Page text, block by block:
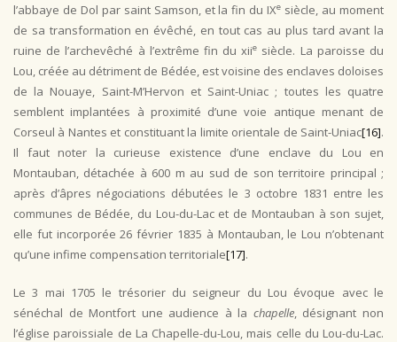
l’abbaye de Dol par saint Samson, et la fin du IXe siècle, au moment
de sa transformation en évêché, en tout cas au plus tard avant la
ruine de l’archevêché à l’extrême fin du xiie siècle. La paroisse du
Lou, créée au détriment de Bédée, est voisine des enclaves doloises
de la Nouaye, Saint-M’Hervon et Saint-Uniac ; toutes les quatre
semblent implantées à proximité d’une voie antique menant de
Corseul à Nantes et constituant la limite orientale de Saint-Uniac[16].
Il faut noter la curieuse existence d’une enclave du Lou en
Montauban, détachée à 600 m au sud de son territoire principal ;
après d’âpres négociations débutées le 3 octobre 1831 entre les
communes de Bédée, du Lou-du-Lac et de Montauban à son sujet,
elle fut incorporée 26 février 1835 à Montauban, le Lou n’obtenant
qu’une infime compensation territoriale[17].
Le 3 mai 1705 le trésorier du seigneur du Lou évoque avec le
sénéchal de Montfort une audience à la chapelle, désignant non
l’église paroissiale de La Chapelle-du-Lou, mais celle du Lou-du-Lac.